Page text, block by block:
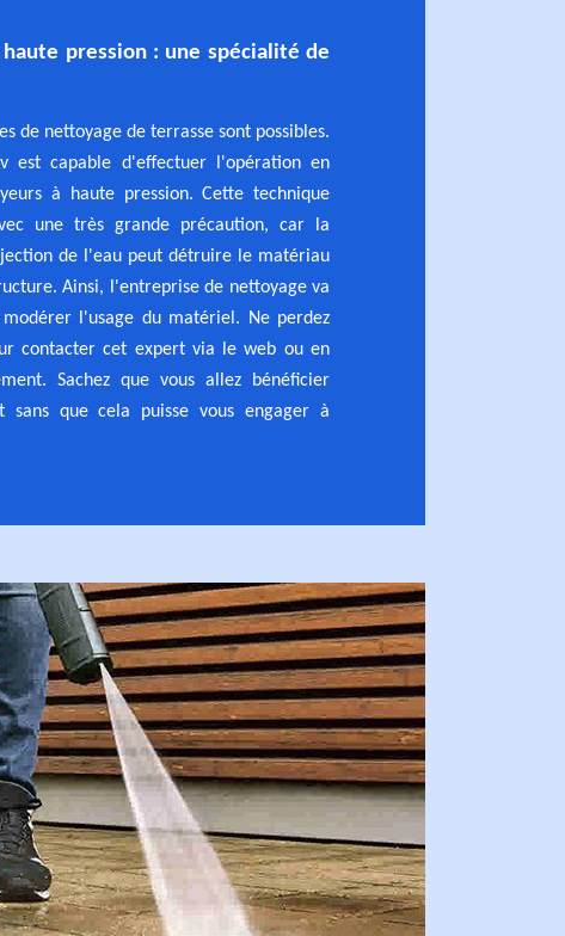
haute pression : une spécialité de
de nettoyage de terrasse sont possibles.
est capable d'effectuer l'opération en
à haute pression. Cette technique
une très grande précaution, car la
de l'eau peut détruire le matériau
Ainsi, l'entreprise de nettoyage va
l'usage du matériel. Ne perdez
contacter cet expert via le web ou en
Sachez que vous allez bénéficier
sans que cela puisse vous engager à